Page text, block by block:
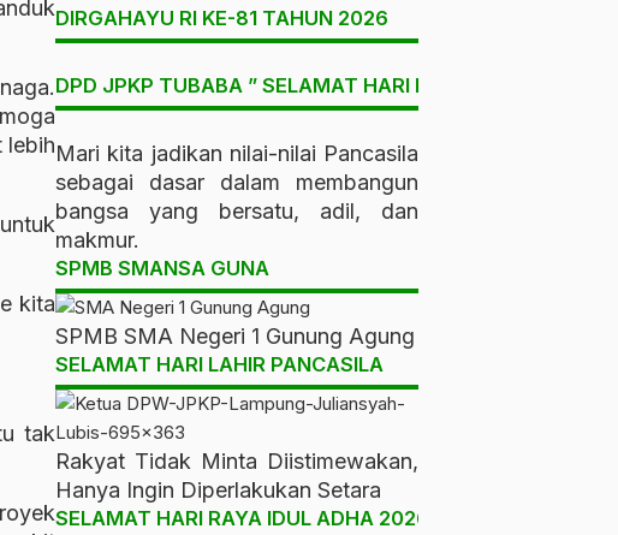
lebih
kita
tak
DIRGAHAYU RI KE-81 TAHUN 2026
DPD JPKP TUBABA ” SELAMAT HARI LAHIR PANCASILA “
Mari kita jadikan nilai-nilai Pancasila
sebagai dasar dalam membangun
bangsa yang bersatu, adil, dan
makmur.
SPMB SMANSA GUNA
SPMB SMA Negeri 1 Gunung Agung
SELAMAT HARI LAHIR PANCASILA
Rakyat Tidak Minta Diistimewakan,
Hanya Ingin Diperlakukan Setara
SELAMAT HARI RAYA IDUL ADHA 2026